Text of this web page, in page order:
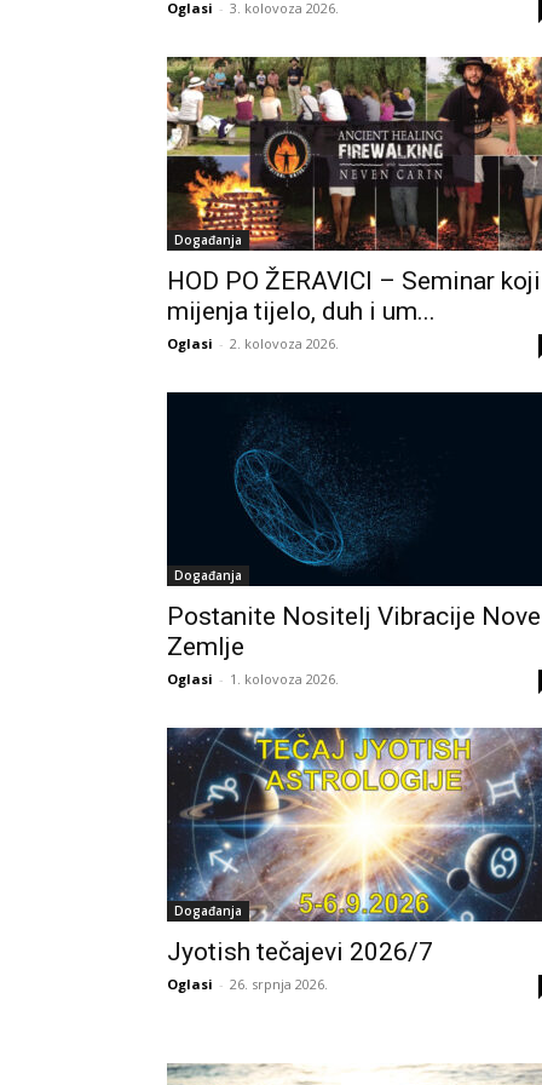
Oglasi - 3. kolovoza 2026.
Događanja
HOD PO ŽERAVICI – Seminar koji
mijenja tijelo, duh i um...
Oglasi - 2. kolovoza 2026.
Događanja
Postanite Nositelj Vibracije Nove
Zemlje
Oglasi - 1. kolovoza 2026.
Događanja
Jyotish tečajevi 2026/7
Oglasi - 26. srpnja 2026.